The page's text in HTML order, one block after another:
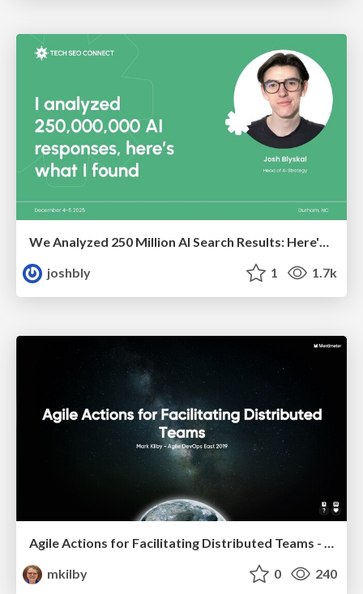
joshbly
1 1.7k
Agile Actions for Facilitating Distributed Teams - ADO2019
mkilby
0 240